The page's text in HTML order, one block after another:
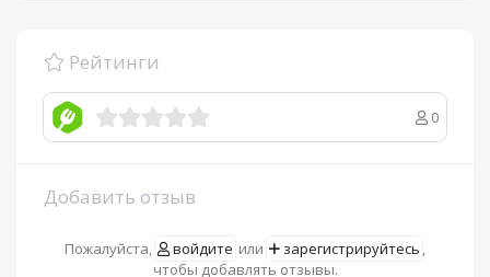
Рейтинги
0
Добавить отзыв
Пожалуйста, войдите или зарегистрируйтесь ,
чтобы добавлять отзывы.